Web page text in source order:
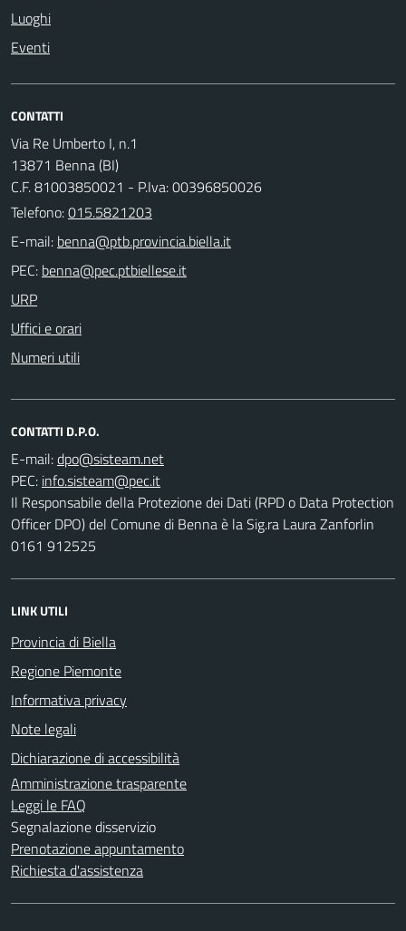
Luoghi
Eventi
CONTATTI
Via Re Umberto I, n.1
13871 Benna (BI)
C.F. 81003850021 - P.Iva: 00396850026
Telefono:015.5821203
E-mail:
PEC:
URP
Uffici e orari
Numeri utili
CONTATTI D.P.O.
E-mail:
PEC:
Il Responsabile della Protezione dei Dati (RPD o Data Protection
Officer DPO) del Comune di Benna è la Sig.ra Laura Zanforlin
0161 912525
LINK UTILI
Provincia di Biella
Regione Piemonte
Informativa privacy
Note legali
Dichiarazione di accessibilità
Amministrazione trasparente
Leggi le FAQ
Segnalazione disservizio
Prenotazione appuntamento
Richiesta d'assistenza